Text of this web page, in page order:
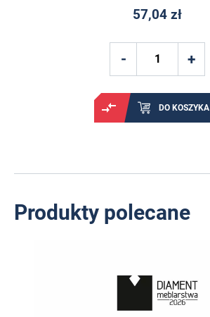
57,04 zł
DO KOSZYKA
Produkty polecane